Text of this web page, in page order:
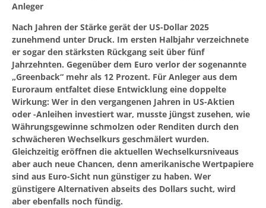
Anleger
Nach Jahren der Stärke gerät der US-Dollar 2025
zunehmend unter Druck. Im ersten Halbjahr verzeichnete
er sogar den stärksten Rückgang seit über fünf
Jahrzehnten. Gegenüber dem Euro verlor der sogenannte
„Greenback“ mehr als 12 Prozent. Für Anleger aus dem
Euroraum entfaltet diese Entwicklung eine doppelte
Wirkung: Wer in den vergangenen Jahren in US-Aktien
oder -Anleihen investiert war, musste jüngst zusehen, wie
Währungsgewinne schmolzen oder Renditen durch den
schwächeren Wechselkurs geschmälert wurden.
Gleichzeitig eröffnen die aktuellen Wechselkursniveaus
aber auch neue Chancen, denn amerikanische Wertpapiere
sind aus Euro-Sicht nun günstiger zu haben. Wer
günstigere Alternativen abseits des Dollars sucht, wird
aber ebenfalls noch fündig.